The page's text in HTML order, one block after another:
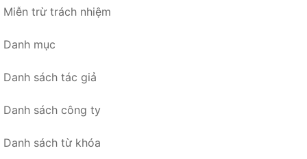
Miễn trừ trách nhiệm
Danh mục
Danh sách tác giả
Danh sách công ty
Danh sách từ khóa